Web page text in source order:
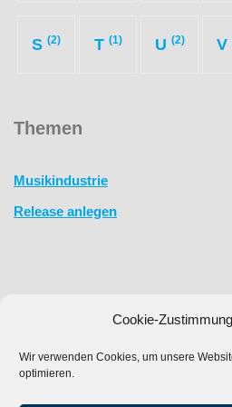
Cookie-
Wir verwenden Cookies, um unsere
optimieren.
S (2) T (1) U (2) V
Themen
Musikindustrie
Release anlegen